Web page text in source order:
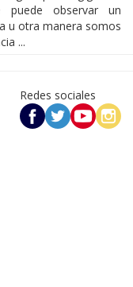
observar un
u otra manera somos
...
Redes sociales